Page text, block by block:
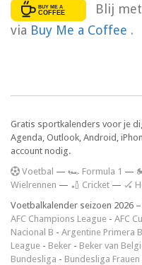
Blij
via Buy Me a Coffee .
Gratis sportkalenders voor je
Agenda, Outlook, Android,
account nodig.
Voetbal — 🏎️ Formula 1 —
Wielrennen — 🏏 Cricket — 🏑
Voetbalkalender seizoen 2026
AFC Champions League - AFC
Nacional B - Argentine Primera B
League - Beker - Beker van
Bundesliga - Bundesliga Frauen